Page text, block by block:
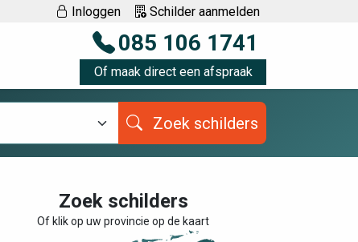
Inloggen Schilder aanmelden
085 106 1741
Of maak direct een afspraak
Zoek schilders
Zoek schilders
Of klik op uw provincie op de kaart